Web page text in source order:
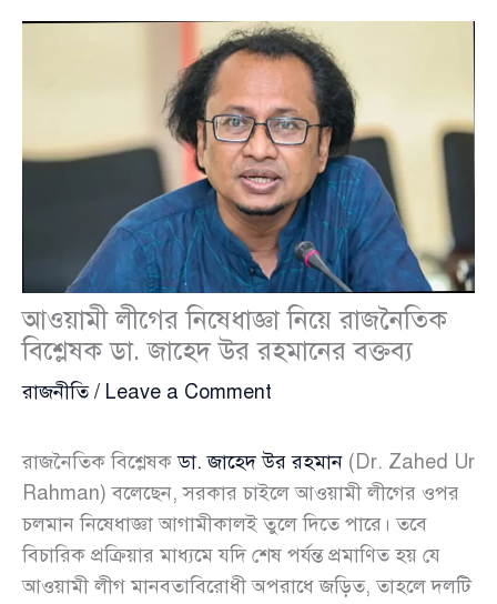
আওয়ামী লীগের নিষেধাজ্ঞা নিয়ে রাজনৈতিক
বিশ্লেষক ডা. জাহেদ উর রহমানের বক্তব্য
রাজনীতি/ Leave a Comment
রাজনৈতিক বিশ্লেষকডা. জাহেদ উর রহমান (Dr. Zahed Ur
Rahman) বলেছেন, সরকার চাইলে আওয়ামী লীগের ওপর
চলমান নিষেধাজ্ঞা আগামীকালই তুলে দিতে পারে। তবে
বিচারিক প্রক্রিয়ার মাধ্যমে যদি শেষ পর্যন্ত প্রমাণিত হয় যে
আওয়ামী লীগ মানবতাবিরোধী অপরাধে জড়িত, তাহলে দলটি